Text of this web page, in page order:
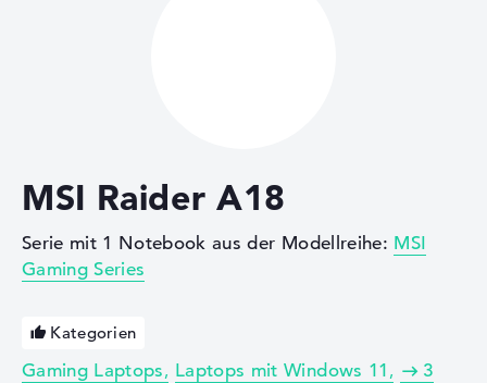
Deals
Merkzettel
MSI Raider A18
Serie mit 1 Notebook aus der Modellreihe: MSI
Gaming Series
Kategorien
Gaming Laptops Laptops mit Windows 11
3